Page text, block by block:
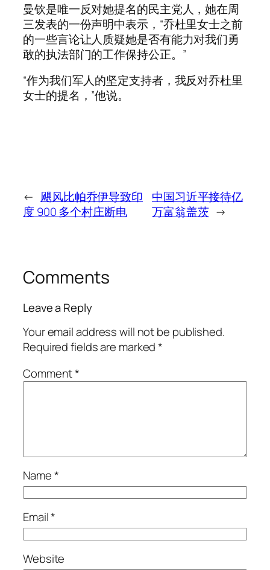
曼钦是唯一反对她提名的民主党人，她在周
三发表的一份声明中表示，“乔杜里女士之前
的一些言论让人质疑她是否有能力对我们勇
敢的执法部门的工作保持公正。”
“作为我们军人的坚定支持者，我反对乔杜里
女士的提名，”他说。
← 飓风比帕乔伊导致印
度 900 多个村庄断电
中国习近平接待亿
万富翁盖茨 →
Comments
Leave a Reply
Your email address will not be published.
Required fields are marked*
Comment*
Name*
Email*
Website